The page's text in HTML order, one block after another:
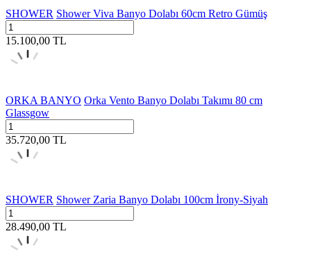
SHOWER Shower Viva Banyo Dolabı 60cm Retro Gümüş
15.100,00 TL
ORKA BANYO Orka Vento Banyo Dolabı Takımı 80 cm
Glassgow
35.720,00 TL
SHOWER Shower Zaria Banyo Dolabı 100cm İrony-Siyah
28.490,00 TL